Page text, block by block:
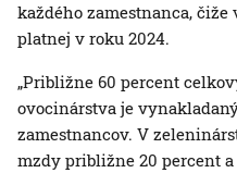
každého zamestnanca,
platnej v roku 2024.
„Približne 60 percent
ovocinárstva je
zamestnancov. V
mzdy približne 20 percent